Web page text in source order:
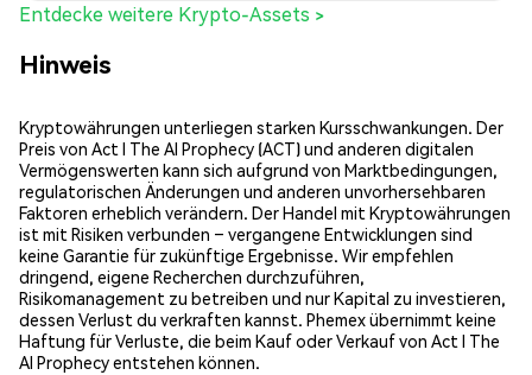
Entdecke weitere Krypto-Assets >
Hinweis
Kryptowährungen unterliegen starken Kursschwankungen. Der
Preis von Act I The AI Prophecy (ACT) und anderen digitalen
Vermögenswerten kann sich aufgrund von Marktbedingungen,
regulatorischen Änderungen und anderen unvorhersehbaren
Faktoren erheblich verändern. Der Handel mit Kryptowährungen
ist mit Risiken verbunden – vergangene Entwicklungen sind
keine Garantie für zukünftige Ergebnisse. Wir empfehlen
dringend, eigene Recherchen durchzuführen,
Risikomanagement zu betreiben und nur Kapital zu investieren,
dessen Verlust du verkraften kannst. Phemex übernimmt keine
Haftung für Verluste, die beim Kauf oder Verkauf von Act I The
AI Prophecy entstehen können.